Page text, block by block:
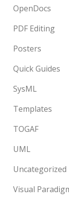
OpenDocs
PDF Editing
Posters
Quick Guides
SysML
Templates
TOGAF
UML
Uncategorized
Visual